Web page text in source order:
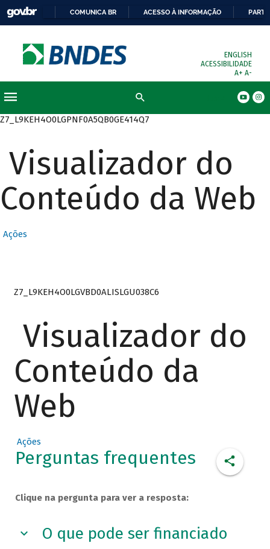
COMUNICA BR ACESSO À INFORMAÇÃO
ENGLISH
ACESSIBILIDADE
A+ A-
Z7_L9KEH4O0LGPNF0A5QB0GE414Q7
Visualizador do
Conteúdo da Web
Ações
Z7_L9KEH4O0LGVBD0ALISLGU038C6
Visualizador do
Conteúdo da
Web
Ações
Perguntas frequentes
Clique na pergunta para ver a resposta:
O que pode ser financiado